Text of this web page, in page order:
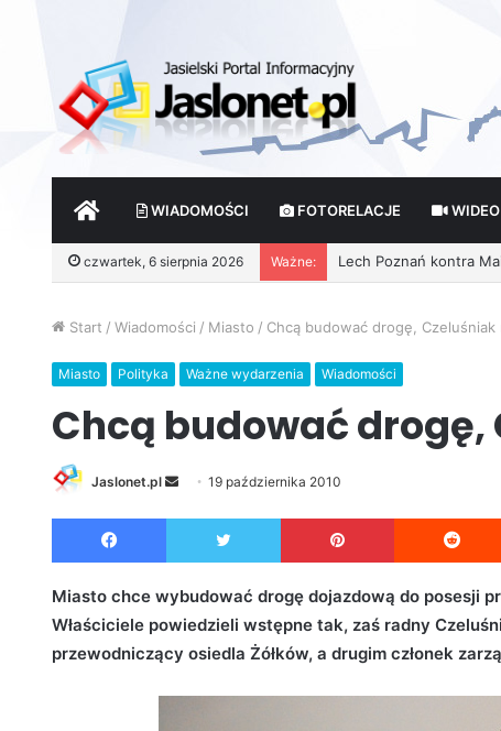
START WIADOMOŚCI FOTORELACJE WIDEO
czwartek, 6 sierpnia 2026 Ważne: Wróżby – Prawda czy
Start / Wiadomości / Miasto / Chcą budować drogę,
Miasto Polityka Ważne wydarzenia Wiadomości
Chcą budować
Jaslonet.pl
d
a
m
a
19 października 2010
Facebook Twitter Pinterest
Miasto chce wybudować drogę dojazdową do posesji
Właściciele powiedzieli wstępne tak, zaś radny
przewodniczący osiedla Żółków, a drugim członek